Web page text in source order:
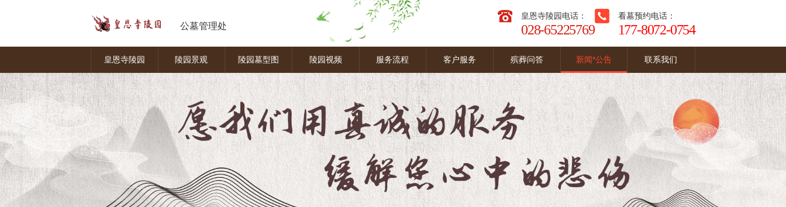
公墓管理处
看墓预约电话：
177-8072-0754
皇恩寺陵园电话：
028-65225769
皇恩寺陵园 陵园景观 陵园墓型图 陵园视频 服务流程 客户服务 殡葬问答 新闻*公告 联系我们